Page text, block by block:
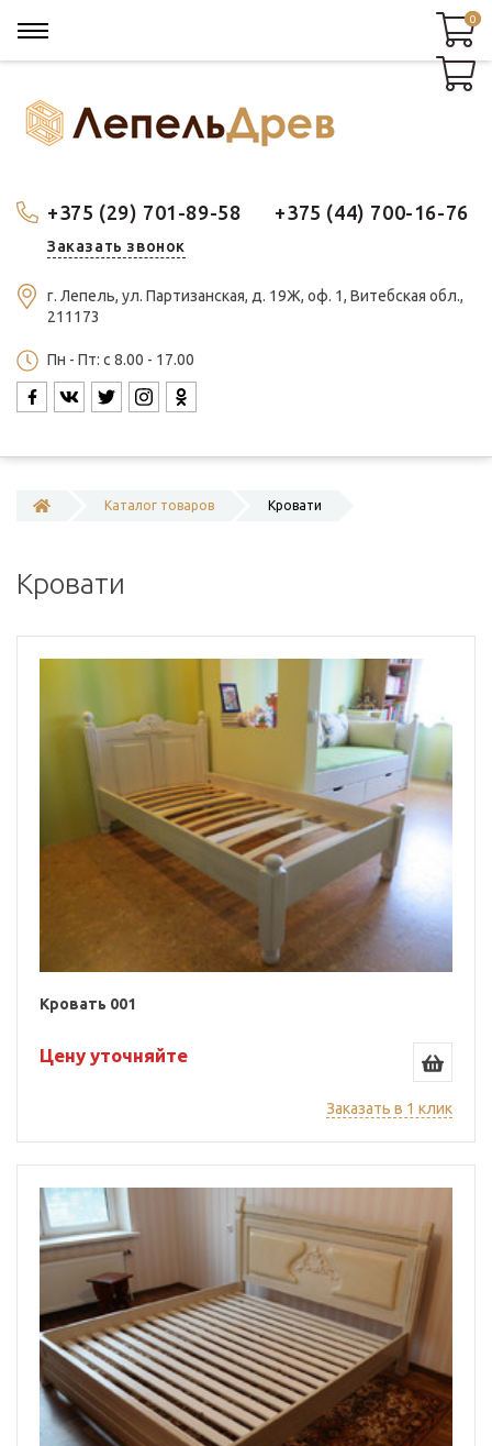
+375 (29) 701-89-58 +375 (44) 700-16-76
Заказать звонок
г. Лепель, ул. Партизанская, д. 19Ж, оф. 1, Витебская обл.,
211173
Пн - Пт: c 8.00 - 17.00
0
0
Каталог товаров Кровати
Кровати
Кровать 001
Цену уточняйте
Заказать в 1 клик